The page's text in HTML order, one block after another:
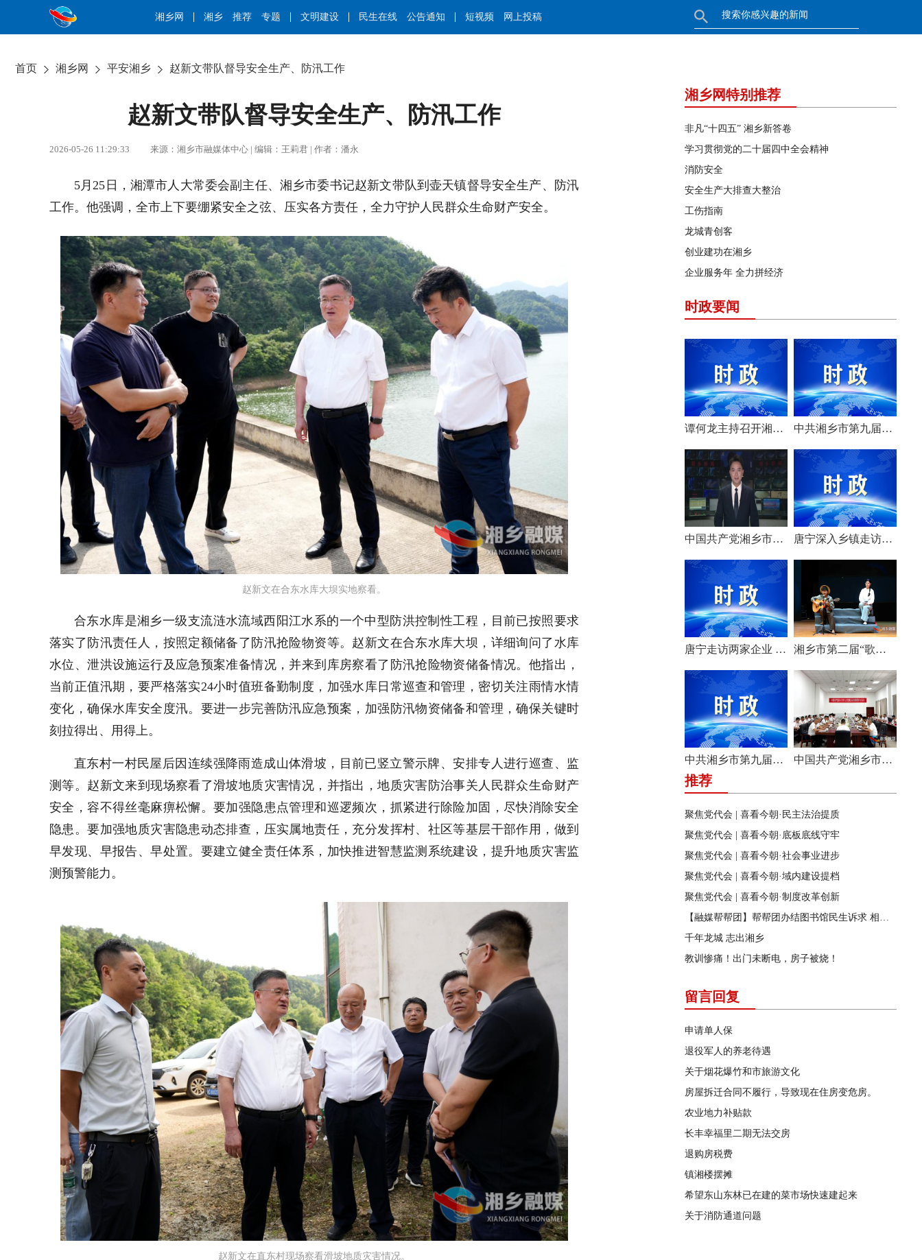
湘乡网 湘乡 推荐 专题 文明建设 民生在线 公告通知 短视频 网上投稿
首页 湘乡网 平安湘乡 赵新文带队督导安全生产、防汛工作
赵新文带队督导安全生产、防汛工作
2026-05-26 11:29:33 来源：湘乡市融媒体中心 | 编辑：王莉君 | 作者：潘永
5月25日，湘潭市人大常委会副主任、湘乡市委书记赵新文带队到壶天镇督导安全生产、防汛
工作。他强调，全市上下要绷紧安全之弦、压实各方责任，全力守护人民群众生命财产安全。
赵新文在合东水库大坝实地察看。
合东水库是湘乡一级支流涟水流域西阳江水系的一个中型防洪控制性工程，目前已按照要求
落实了防汛责任人，按照定额储备了防汛抢险物资等。赵新文在合东水库大坝，详细询问了水库
水位、泄洪设施运行及应急预案准备情况，并来到库房察看了防汛抢险物资储备情况。他指出，
当前正值汛期，要严格落实24小时值班备勤制度，加强水库日常巡查和管理，密切关注雨情水情
变化，确保水库安全度汛。要进一步完善防汛应急预案，加强防汛物资储备和管理，确保关键时
刻拉得出、用得上。
直东村一村民屋后因连续强降雨造成山体滑坡，目前已竖立警示牌、安排专人进行巡查、监
测等。赵新文来到现场察看了滑坡地质灾害情况，并指出，地质灾害防治事关人民群众生命财产
安全，容不得丝毫麻痹松懈。要加强隐患点管理和巡逻频次，抓紧进行除险加固，尽快消除安全
隐患。要加强地质灾害隐患动态排查，压实属地责任，充分发挥村、社区等基层干部作用，做到
早发现、早报告、早处置。要建立健全责任体系，加快推进智慧监测系统建设，提升地质灾害监
测预警能力。
赵新文在直东村现场察看滑坡地质灾害情况。
湘乡网特别推荐
非凡“十四五” 湘乡新答卷
学习贯彻党的二十届四中全会精神
消防安全
安全生产大排查大整治
工伤指南
龙城青创客
创业建功在湘乡
企业服务年 全力拼经济
时政要闻
谭何龙主持召开湘乡市第九届市委常委会（扩大）会议 中共湘乡市第九届委员会举行第一次全体会议 选举产生新一届市委常委班子
中国共产党湘乡市第九次代表大会胜利闭幕 唐宁深入乡镇走访调研
唐宁走访两家企业 问需问计促发展 湘乡市第二届“歌声飞扬·乐享湘乡”歌唱比赛圆满收官
中共湘乡市第九届纪律检查委员会举行第一次全体会议 中国共产党湘乡市第九次代表大会主席团举行第六次会议
推荐
聚焦党代会 | 喜看今朝·民主法治提质
聚焦党代会 | 喜看今朝·底板底线守牢
聚焦党代会 | 喜看今朝·社会事业进步
聚焦党代会 | 喜看今朝·域内建设提档
聚焦党代会 | 喜看今朝·制度改革创新
【融媒帮帮团】帮帮团办结图书馆民生诉求 相关部门迅速行动 改善市民阅读环境
千年龙城 志出湘乡
教训惨痛！出门未断电，房子被烧！
留言回复
申请单人保
退役军人的养老待遇
关于烟花爆竹和市旅游文化
房屋拆迁合同不履行，导致现在住房变危房。
农业地力补贴款
长丰幸福里二期无法交房
退购房税费
镇湘楼摆摊
希望东山东林已在建的菜市场快速建起来
关于消防通道问题